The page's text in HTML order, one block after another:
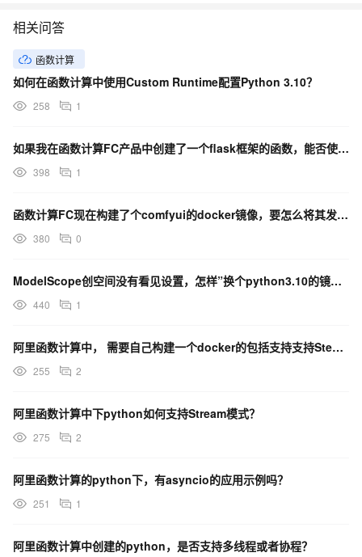
相关问答
函数计算
如何在函数计算中使用Custom Runtime配置Python 3.10？
258 1
如果我在函数计算FC产品中创建了一个flask框架的函数，能否使用Python Link SDK？
398 1
函数计算FC现在构建了个comfyui的docker镜像，要怎么将其发布到函数计算fc中的应用中呢？
380 0
ModelScope创空间没有看见设置，怎样”换个python3.10的镜像“？
440 1
阿里函数计算中， 需要自己构建一个docker的包括支持支持Steam模式的python服务吗？
255 2
阿里函数计算中下python如何支持Stream模式？
275 2
阿里函数计算的python下，有asyncio的应用示例吗？
251 1
阿里函数计算中创建的python，是否支持多线程或者协程？